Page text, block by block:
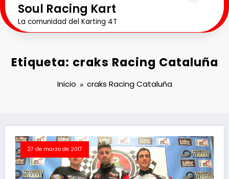
Soul Racing Kart
La comunidad del Karting 4T
Etiqueta: craks Racing Cataluña
Inicio craks Racing Cataluña
27 de marzo de 2017